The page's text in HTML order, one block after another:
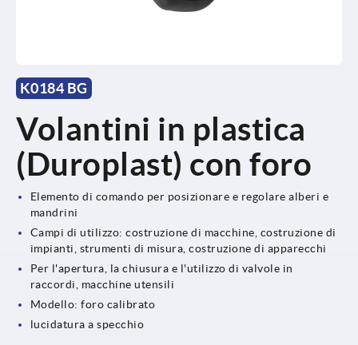
K0184 BG
Volantini in plastica
(Duroplast) con foro
Elemento di comando per posizionare e regolare alberi e
mandrini
Campi di utilizzo: costruzione di macchine, costruzione di
impianti, strumenti di misura, costruzione di apparecchi
Per l'apertura, la chiusura e l'utilizzo di valvole in
raccordi, macchine utensili
Modello: foro calibrato
lucidatura a specchio